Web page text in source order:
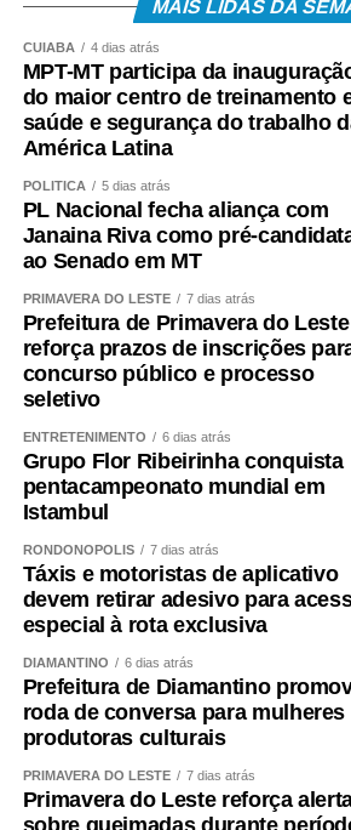
MAIS LIDAS DA
CUIABÁ 4 dias atrás
MPT-MT participa da
do maior centro de treinamento
saúde e segurança do trabalho
América Latina
POLÍTICA 5 dias atrás
PL Nacional fecha aliança com
Janaina Riva como pré-
ao Senado em MT
PRIMAVERA DO LESTE 7 dias atrás
Prefeitura de Primavera do Leste
reforça prazos de inscrições
concurso público e processo
seletivo
ENTRETENIMENTO 6 dias atrás
Grupo Flor Ribeirinha conquista
pentacampeonato mundial em
Istambul
RONDONÓPOLIS 7 dias atrás
Táxis e motoristas de aplicativo
devem retirar adesivo para
especial à rota exclusiva
DIAMANTINO 6 dias atrás
Prefeitura de Diamantino
roda de conversa para mulheres
produtoras culturais
PRIMAVERA DO LESTE 7 dias atrás
Primavera do Leste reforça